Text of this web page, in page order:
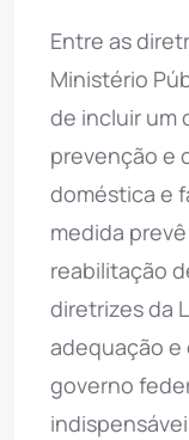
Entre as
Ministério
de incluir um
prevenção e
doméstica e
medida
reabilitação
diretrizes da
adequação e
governo